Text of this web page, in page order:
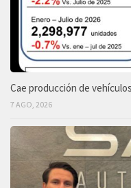
Cae producción de
7 AGO, 2026